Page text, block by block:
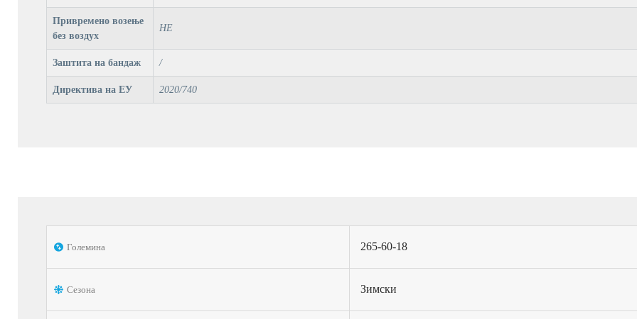
Привремено возење
без воздух
НЕ
Заштита на бандаж /
Директива на ЕУ 2020/740
Големина 265-60-18
Сезона Зимски